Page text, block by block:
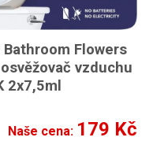
Bathroom Flowers
vzduchu
2x7,5ml
Naše cena: 179 Kč